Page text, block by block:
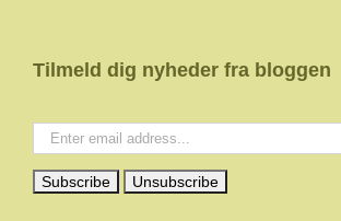
Tilmeld dig nyheder fra bloggen